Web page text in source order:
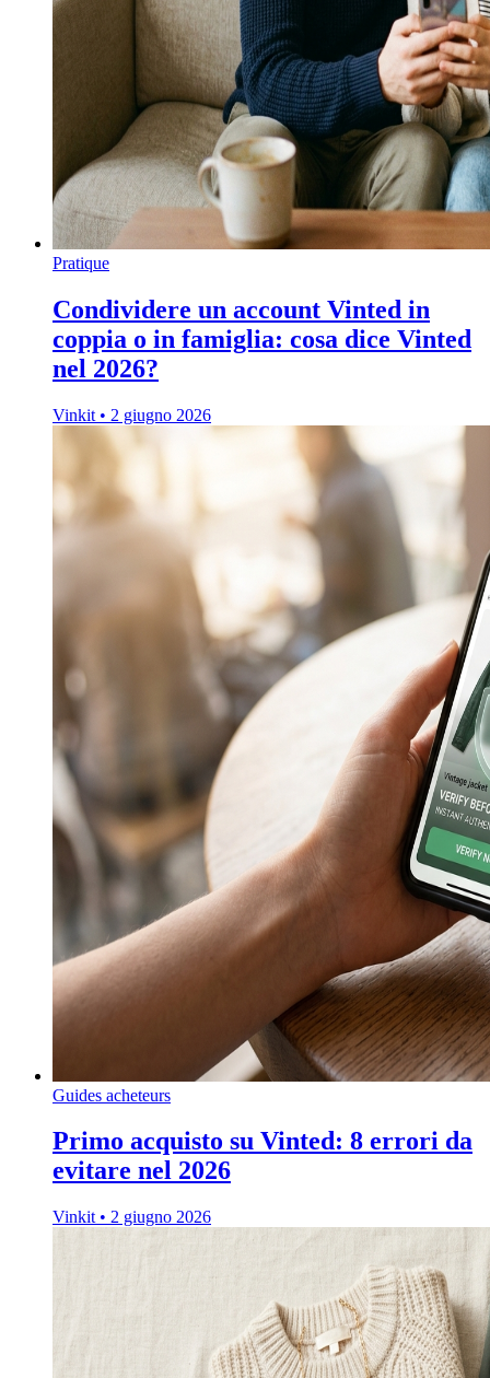
Pratique
Condividere un account Vinted in
coppia o in famiglia: cosa dice Vinted
nel 2026?
Vinkit • 2 giugno 2026
Guides acheteurs
Primo acquisto su Vinted: 8 errori da
evitare nel 2026
Vinkit • 2 giugno 2026